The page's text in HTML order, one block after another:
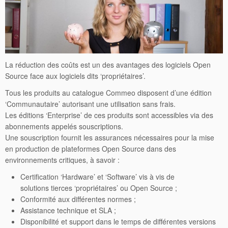
La réduction des coûts est un des avantages des logiciels Open
Source face aux logiciels dits ‘propriétaires’.
Tous les produits au catalogue Commeo disposent d’une édition
‘Communautaire’ autorisant une utilisation sans frais.
Les éditions ‘Enterprise’ de ces produits sont accessibles via des
abonnements appelés souscriptions.
Une souscription fournit les assurances nécessaires pour la mise
en production de plateformes Open Source dans des
environnements critiques, à savoir :
Certification ‘Hardware’ et ‘Software’ vis à vis de
solutions tierces ‘propriétaires’ ou Open Source ;
Conformité aux différentes normes ;
Assistance technique et SLA ;
Disponibilité et support dans le temps de différentes versions